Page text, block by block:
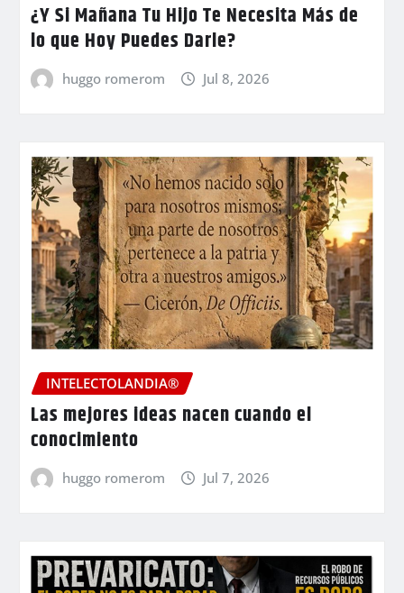
¿Y Si Mañana Tu Hijo Te Necesita Más de
lo que Hoy Puedes Darle?
huggo romerom Jul 8, 2026
INTELECTOLANDIA®
Las mejores ideas nacen cuando el
conocimiento
huggo romerom Jul 7, 2026